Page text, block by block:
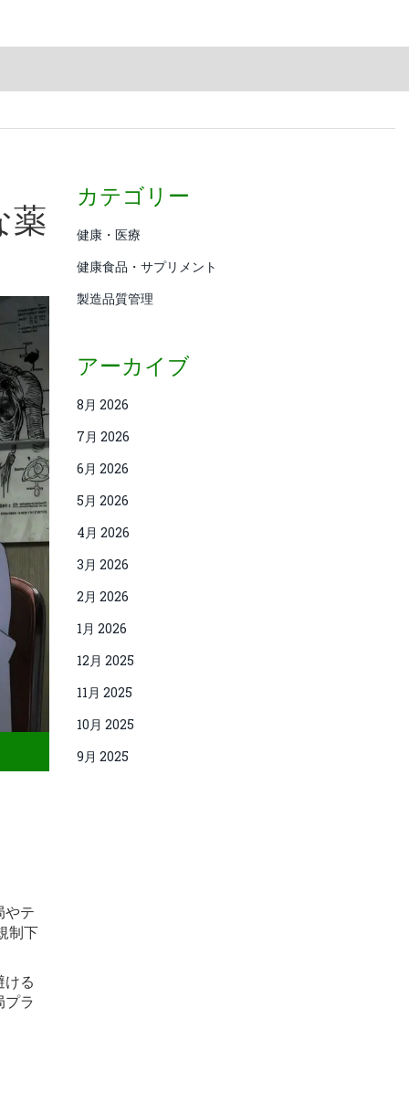
薬
やテ
制下
ける
プラ
カテゴリー
健康・医療
健康食品・サプリメント
製造品質管理
アーカイブ
8月 2026
7月 2026
6月 2026
5月 2026
4月 2026
3月 2026
2月 2026
1月 2026
12月 2025
11月 2025
10月 2025
9月 2025